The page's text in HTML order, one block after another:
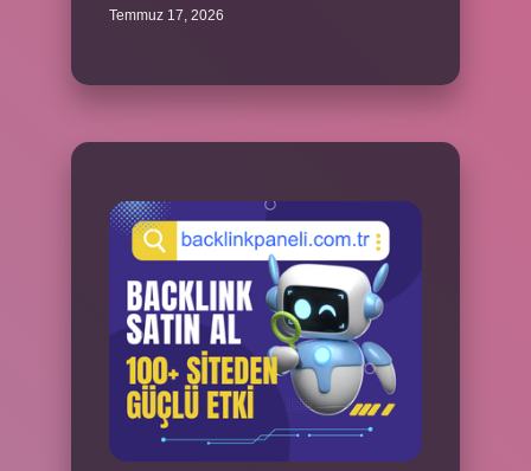
Temmuz 17, 2026